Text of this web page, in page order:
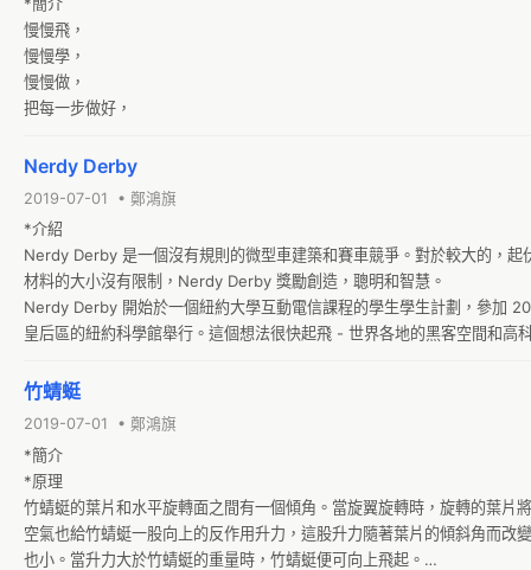
*簡介
慢慢飛，
慢慢學，
慢慢做，
把每一步做好，
Nerdy Derby
2019-07-01 • 鄭鴻旗
*介紹
Nerdy Derby 是一個沒有規則的微型車建築和賽車競爭。對於較大的，起
材料的大小沒有限制，Nerdy Derby 獎勵創造，聰明和智慧。
Nerdy Derby 開始於一個紐約大學互動電信課程的學生學生計劃，參加
皇后區的紐約科學館舉行。這個想法很快起飛 - 世界各地的黑客空間和高
York。
隨著我們的成長，我們希望合作夥伴學校、博物館和其他社區組織培養下
仁兒童和成年人參與其中，通過解決問題和協作的挑戰在教育、互動和
Derby 的參與者和社會各界在超大“秀出你做出什麼，分享你所學到的。
趣的人拿著一個 Nerdy Derby 事件的跟踪計劃。請發送電子郵件至
息。
雖然有技術上的競爭沒有規則，我們要求參加鍛煉的常識，當涉及到安全
竹蜻蜓
2019-07-01 • 鄭鴻旗
*簡介
*原理
竹蜻蜓的葉片和水平旋轉面之間有一個傾角。當旋翼旋轉時，旋轉的葉片
空氣也給竹蜻蜓一股向上的反作用升力，這股升力隨著葉片的傾斜角而改
也小。當升力大於竹蜻蜓的重量時，竹蜻蜓便可向上飛起。